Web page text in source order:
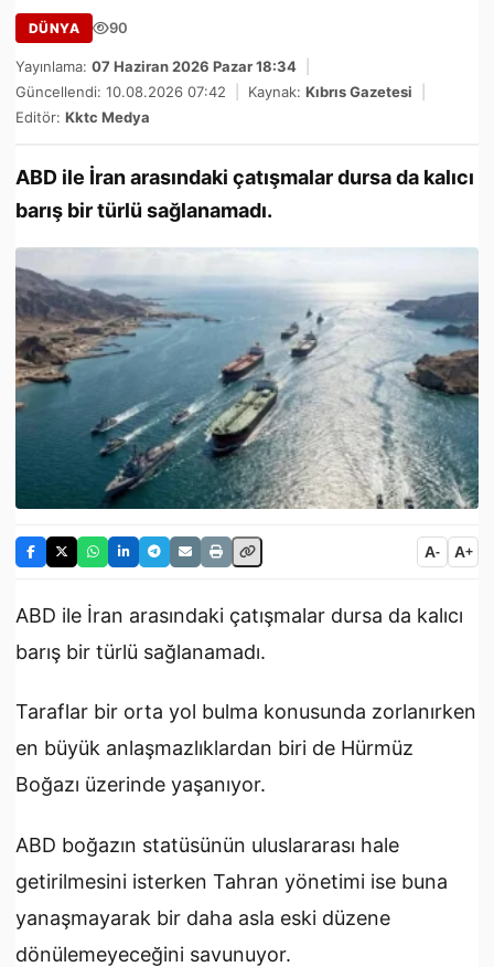
DÜNYA 90
Yayınlama: 07 Haziran 2026 Pazar 18:34
Güncellendi: 10.08.2026 07:42
Kaynak: Kıbrıs Gazetesi
Editör: Kktc Medya
ABD ile İran arasındaki çatışmalar dursa da kalıcı
barış bir türlü sağlanamadı.
A- A+
ABD ile İran arasındaki çatışmalar dursa da kalıcı
barış bir türlü sağlanamadı.
Taraflar bir orta yol bulma konusunda zorlanırken
en büyük anlaşmazlıklardan biri de Hürmüz
Boğazı üzerinde yaşanıyor.
ABD boğazın statüsünün uluslararası hale
getirilmesini isterken Tahran yönetimi ise buna
yanaşmayarak bir daha asla eski düzene
dönülemeyeceğini savunuyor.